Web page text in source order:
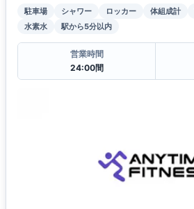
駐車場 シャワー ロッカー 体組成計
水素水
駅から5分以内
営業時間
24:00間